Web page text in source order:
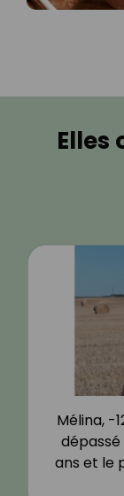
Elles
Mélina, -
dépassé
ans et le